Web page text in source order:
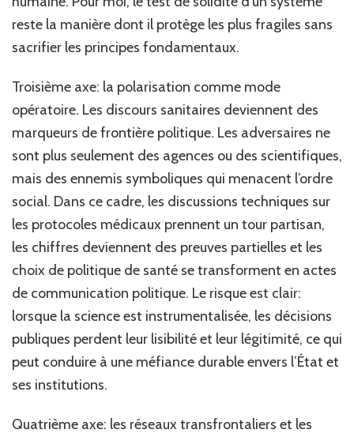
reste la manière dont il protège les plus fragiles sans
sacrifier les principes fondamentaux.
Troisième axe: la polarisation comme mode
opératoire. Les discours sanitaires deviennent des
marqueurs de frontière politique. Les adversaires ne
sont plus seulement des agences ou des scientifiques,
mais des ennemis symboliques qui menacent l’ordre
social. Dans ce cadre, les discussions techniques sur
les protocoles médicaux prennent un tour partisan,
les chiffres deviennent des preuves partielles et les
choix de politique de santé se transforment en actes
de communication politique. Le risque est clair:
lorsque la science est instrumentalisée, les décisions
publiques perdent leur lisibilité et leur légitimité, ce qui
peut conduire à une méfiance durable envers l’État et
ses institutions.
Quatrième axe: les réseaux transfrontaliers et les